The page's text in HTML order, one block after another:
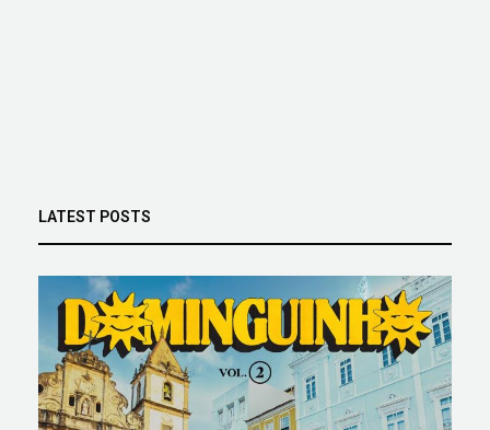
LATEST POSTS